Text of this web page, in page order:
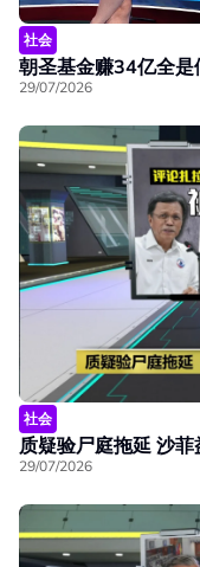
社会
朝圣基金赚34亿全
29/07/2026
社会
质疑验尸庭拖延 沙
29/07/2026